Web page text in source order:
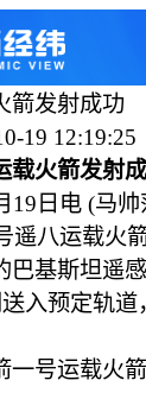
箭发射成功
19 12:19:25
载火箭发射
日电 (马帅
遥八运载火
巴基斯坦遥
入预定轨
号运载火箭